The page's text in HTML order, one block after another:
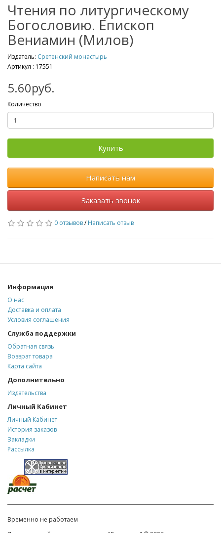
Чтения по литургическому
Богословию. Епископ
Вениамин (Милов)
Издатель: Сретенский монастырь
Артикул : 17551
5.60руб.
Количество
Купить
Написать нам
Заказать звонок
0 отзывов/Написать отзыв
Информация
О нас
Доставка и оплата
Условия соглашения
Служба поддержки
Обратная связь
Возврат товара
Карта сайта
Дополнительно
Издательства
Личный Кабинет
Личный Кабинет
История заказов
Закладки
Рассылка
Временно не работаем